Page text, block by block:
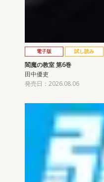
電子版 試し読み
閻魔の教室 第6巻
田中優吏
発売日：2026.08.06